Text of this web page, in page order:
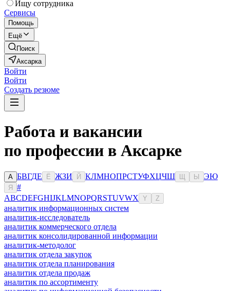
Ищу сотрудника
Сервисы
Помощь
Ещё
Поиск
Аксарка
Войти
Войти
Создать резюме
Работа и вакансии
по профессии в Аксарке
А БВГДЕ Ё ЖЗИ Й КЛМНОПРСТУФХЦЧШ Ы ЭЮ
Я
#
ABCDEFGHIJKLMNOPQRSTUVWX Y Z
аналитик информационных систем
аналитик-исследователь
аналитик коммерческого отдела
аналитик консолидированной информации
аналитик-методолог
аналитик отдела закупок
аналитик отдела планирования
аналитик отдела продаж
аналитик по ассортименту